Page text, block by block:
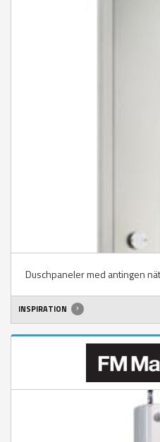
Duschpaneler med antingen
INSPIRATION